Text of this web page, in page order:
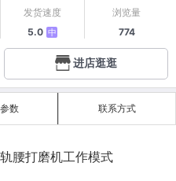
发货速度
5.0 中
浏览量
774
进店逛逛
数 联系方式
腰打磨机工作模式